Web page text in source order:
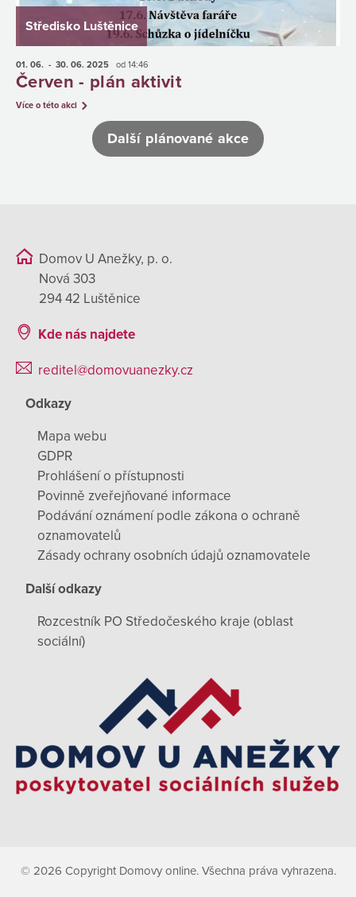
Středisko Luštěnice
01. 06. - 30. 06. 2025 od 14:46
Červen - plán aktivit
Více o této akci
Další plánované akce
Domov U Anežky, p. o.
Nová 303
294 42 Luštěnice
Kde nás najdete
reditel@domovuanezky.cz
Odkazy
Mapa webu
GDPR
Prohlášení o přístupnosti
Povinně zveřejňované informace
Podávání oznámení podle zákona o ochraně
oznamovatelů
Zásady ochrany osobních údajů oznamovatele
Další odkazy
Rozcestník PO Středočeského kraje (oblast
sociální)
© 2026 Copyright Domovy online. Všechna práva vyhrazena.